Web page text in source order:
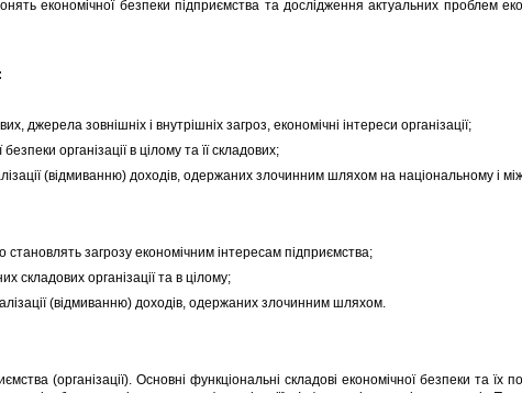
економічної безпеки підприємства та дослідження актуальних проблем
джерела зовнішніх і внутрішніх загроз, економічні інтереси організації;
організації в цілому та її складових;
(відмиванню) доходів, одержаних злочинним шляхом на національному і
загрозу економічним інтересам підприємства;
складових організації та в цілому;
(відмиванню) доходів, одержаних злочинним шляхом.
(організації). Основні функціональні складові економічної безпеки та їх